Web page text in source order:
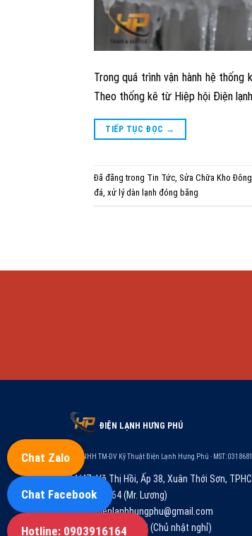
Trong quá trình vận hành hệ
Theo thống kê từ Hiệp hội Điện
TIẾP TỤC ĐỌC →
Đã đăng trong Tin Tức, Sửa Chữa Kho Đông
đá, xử lý dàn lạnh đóng băng
ĐIỆN LẠNH HƯNG PHÚ
Cty TNHH TM-DV Kỹ Thuật Điện Lạnh Hưng Phú · MST:
84/4Z, Võ Thị Hồi, Ấp 38, Xuân Thới Sơn,
0903.916.164 (Mr. Lương)
congtydienlanhhungphu@gmail.com
T2–T7: 08:00–17:00 (Chủ nhật nghỉ)
Chat Zalo
Chat Facebook
Hotline: 0903916164